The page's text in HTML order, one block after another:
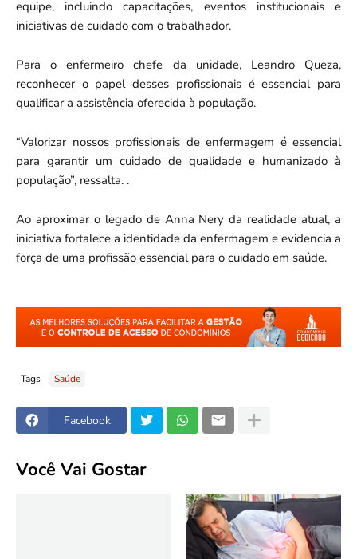
equipe, incluindo capacitações, eventos institucionais e
iniciativas de cuidado com o trabalhador.
Para o enfermeiro chefe da unidade, Leandro Queza,
reconhecer o papel desses profissionais é essencial para
qualificar a assistência oferecida à população.
“Valorizar nossos profissionais de enfermagem é essencial
para garantir um cuidado de qualidade e humanizado à
população”, ressalta. .
Ao aproximar o legado de Anna Nery da realidade atual, a
iniciativa fortalece a identidade da enfermagem e evidencia a
força de uma profissão essencial para o cuidado em saúde.
Tags Saúde
Facebook
Você Vai Gostar